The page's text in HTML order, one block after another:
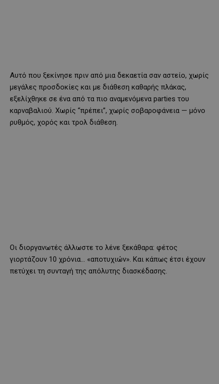
Αυτό που ξεκίνησε πριν από μια δεκαετία σαν αστείο, χωρίς
μεγάλες προσδοκίες και με διάθεση καθαρής πλάκας,
εξελίχθηκε σε ένα από τα πιο αναμενόμενα parties του
καρναβαλιού. Χωρίς “πρέπει”, χωρίς σοβαροφάνεια — μόνο
ρυθμός, χορός και τρολ διάθεση.
Οι διοργανωτές άλλωστε το λένε ξεκάθαρα: φέτος
γιορτάζουν 10 χρόνια… «αποτυχιών». Και κάπως έτσι έχουν
πετύχει τη συνταγή της απόλυτης διασκέδασης.